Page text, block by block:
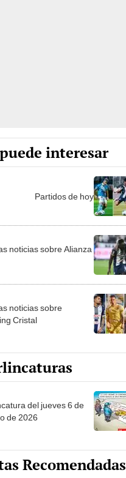
interesar
Partidos de hoy
noticias sobre Alianza
noticias sobre
Cristal
del jueves 6 de
de 2026
Recomendadas